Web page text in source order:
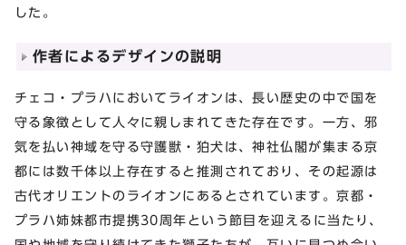
した。
作者によるデザインの説明
チェコ・プラハにおいてライオンは、長い歴史の中で国を
守る象徴として人々に親しまれてきた存在です。一方、邪
気を払い神域を守る守護獣・狛犬は、神社仏閣が集まる京
都には数千体以上存在すると推測されており、その起源は
古代オリエントのライオンにあるとされています。京都・
プラハ姉妹都市提携30周年という節目を迎えるに当たり、